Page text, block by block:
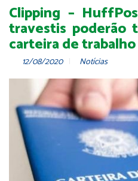
Clipping –
travestis poderão
carteira de trabalho
12/08/2020 Notícias